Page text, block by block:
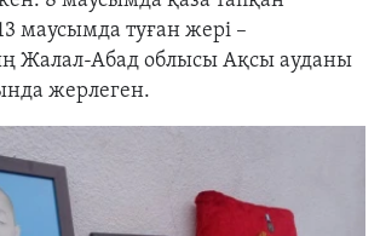
маусымда туған жері –
Жалал-Абад облысы Ақсы ауданы
жерлеген.